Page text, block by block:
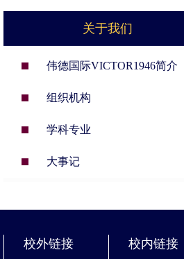
关于我们
​伟德国际VICTOR1946简介
组织机构
学科专业
大事记
校外链接 校内链接